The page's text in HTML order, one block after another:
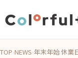
TOP›NEWS›年末年始 休業